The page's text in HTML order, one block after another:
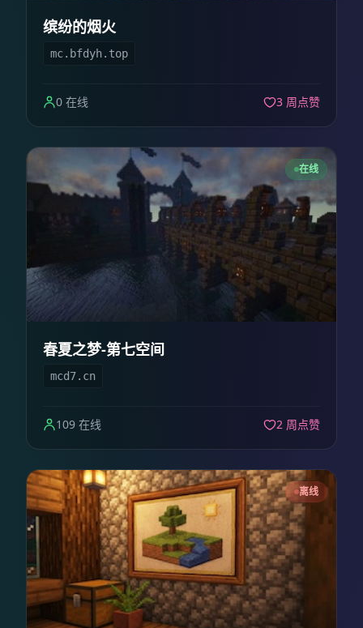
缤纷的烟火
mc.bfdyh.top
0 在线 3 周点赞
在线
春夏之梦-第七空间
mcd7.cn
109 在线 2 周点赞
离线